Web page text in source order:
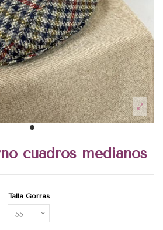
cuadros medianos
Talla Gorras